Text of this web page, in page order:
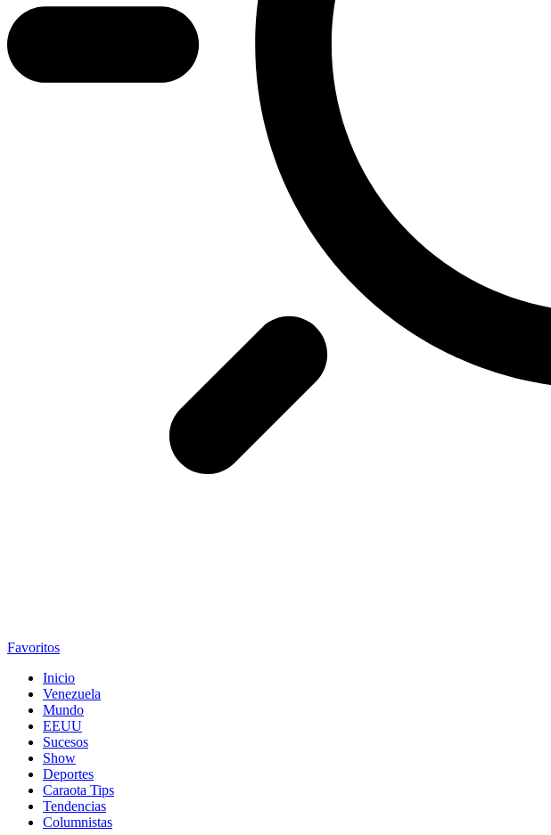
Favoritos
Inicio
Venezuela
Mundo
EEUU
Sucesos
Show
Deportes
Caraota Tips
Tendencias
Columnistas